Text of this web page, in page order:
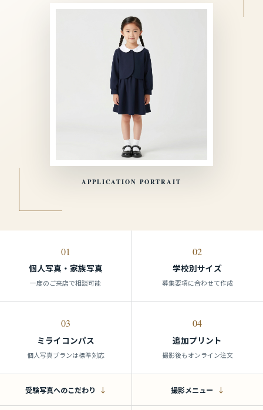
APPLICATION PORTRAIT
01
個人写真・家族写真
一度のご来店で相談可能
02
学校別サイズ
募集要項に合わせて作成
03
ミライコンパス
個人写真プランは標準対応
04
追加プリント
撮影後もオンライン注文
受験写真へのこだわり 撮影メニュー